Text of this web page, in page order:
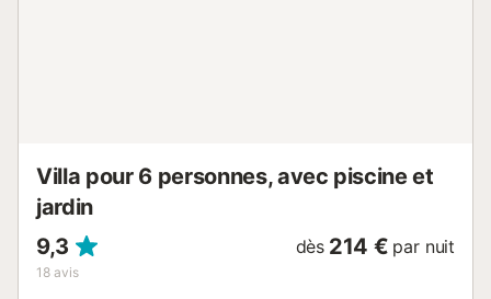
Villa pour 6 personnes, avec piscine et
jardin
9,3
18 avis
dès 214 € par nuit